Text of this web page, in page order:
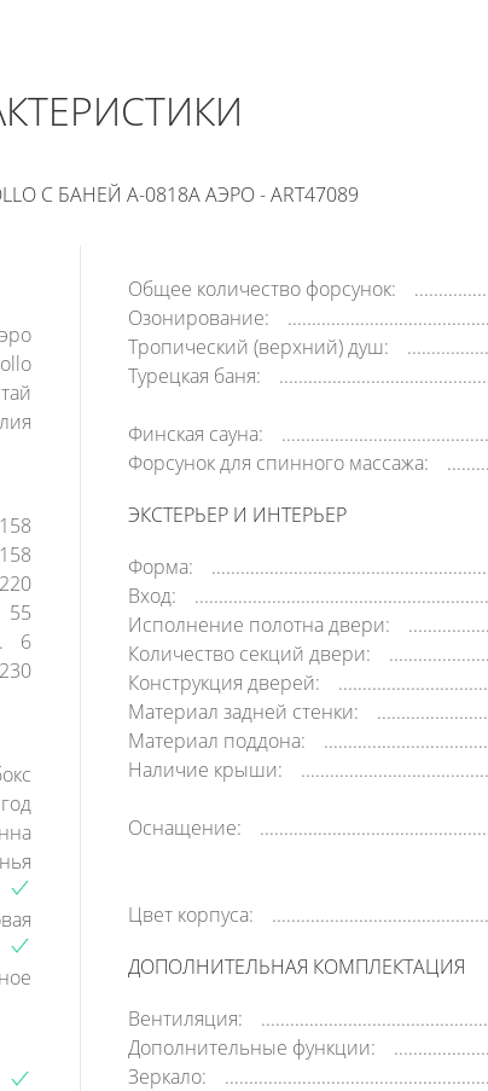
С БАНЕЙ A-0818A АЭРО - ART47089
158
158
220
55
6
Общее количество форсунок:
Озонирование:
Тропический (верхний) душ:
Турецкая баня:
Финская сауна:
Форсунок для спинного массажа:
ЭКСТЕРЬЕР И ИНТЕРЬЕР
Форма:
Вход:
Исполнение полотна двери:
Количество секций двери:
Конструкция дверей:
Материал задней стенки:
Материал поддона:
Наличие крыши:
Оснащение:
Цвет корпуса:
ДОПОЛНИТЕЛЬНАЯ КОМПЛЕКТАЦИЯ
Вентиляция:
Дополнительные функции:
Зеркало: